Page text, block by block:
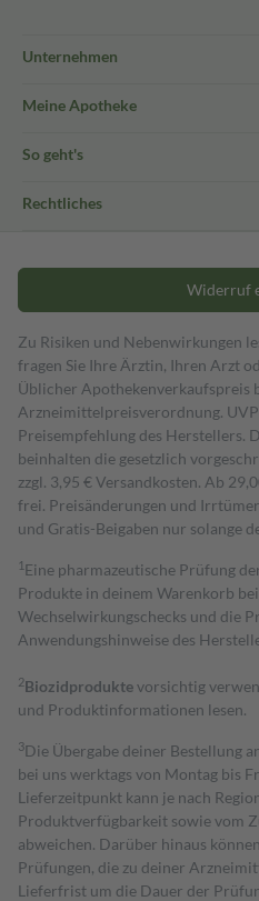
Unternehmen
Meine Apotheke
So geht's
Rechtliches
Widerruf
Zu Risiken und Nebenwirkungen
fragen Sie Ihre Ärztin, Ihren Arzt
Üblicher Apothekenverkaufspreis
Arzneimittelpreisverordnung.
Preisempfehlung des Herstellers.
beinhalten die gesetzlich
zzgl. 3,95 € Versandkosten. Ab
frei. Preisänderungen und
und Gratis-Beigaben nur solange
1 Eine pharmazeutische Prüfung
Produkte in deinem Warenkorb
Wechselwirkungschecks und die
Anwendungshinweise des
2Biozidproduktevorsichtig
und Produktinformationen lesen.
3Die Übergabe deiner Bestellung
bei uns werktags von Montag bis
Lieferzeitpunkt kann je nach
Produktverfügbarkeit sowie vom
abweichen. Darüber hinaus
Prüfungen, die zu deiner
Lieferfrist um die Dauer der